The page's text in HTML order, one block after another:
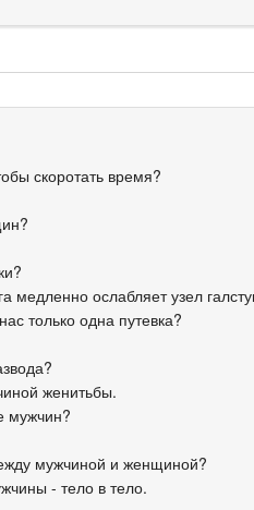
скоротать время?
медленно ослабляет узел
только одна путевка?
женитьбы.
мужчин?
мужчиной и женщиной?
- тело в тело.